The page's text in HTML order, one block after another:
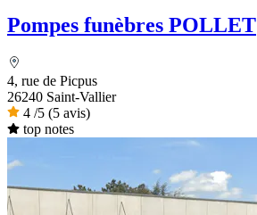
Pompes funèbres POLLET
4, rue de Picpus
26240 Saint-Vallier
4 /5 (5 avis)
top notes